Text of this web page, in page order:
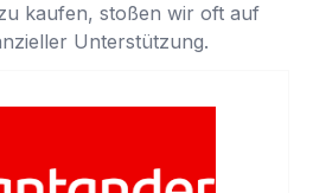
kaufen, stoßen wir oft auf
Unterstützung.